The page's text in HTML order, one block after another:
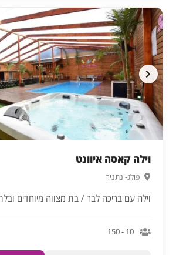
וילה קאסה איוונט
פולג- נתניה
וילה עם בריכה לבר / בת מצווה מיוחדים
10 - 150